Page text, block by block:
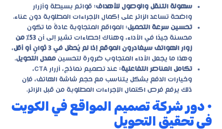
سهولة التنقل والوصول للأهداف: قوائم بسيطة وأزرار
واضحة تساعد الزائر على إكمال الإجراءات المطلوبة دون عناء.
تحسين سرعة التحميل: المواقع المتجاوبة عادةً ما تكون
محسنة جيدًا في الأداء، وهناك إحصاءات تشير إلى أن
53% من
زوار الهواتف سيغادرون الموقع إذا لم يُحمّل في 3 ثوانٍ أو أقل
،
وهذا ما يجعل الأداء المتجاوب ضرورة لتحسين معدل التحويل.
تكامل العناصر التفاعلية
: عند تصميم نماذج، أزرار CTA،
وخيارات الدفع بشكل يتناسب مع حجم شاشة الهاتف، فإن
ذلك يرفع فرص اكتمال الإجراءات المطلوبة من قبل الزائر.
• دور شركة تصميم المواقع في الكويت
في تحقيق التحويل